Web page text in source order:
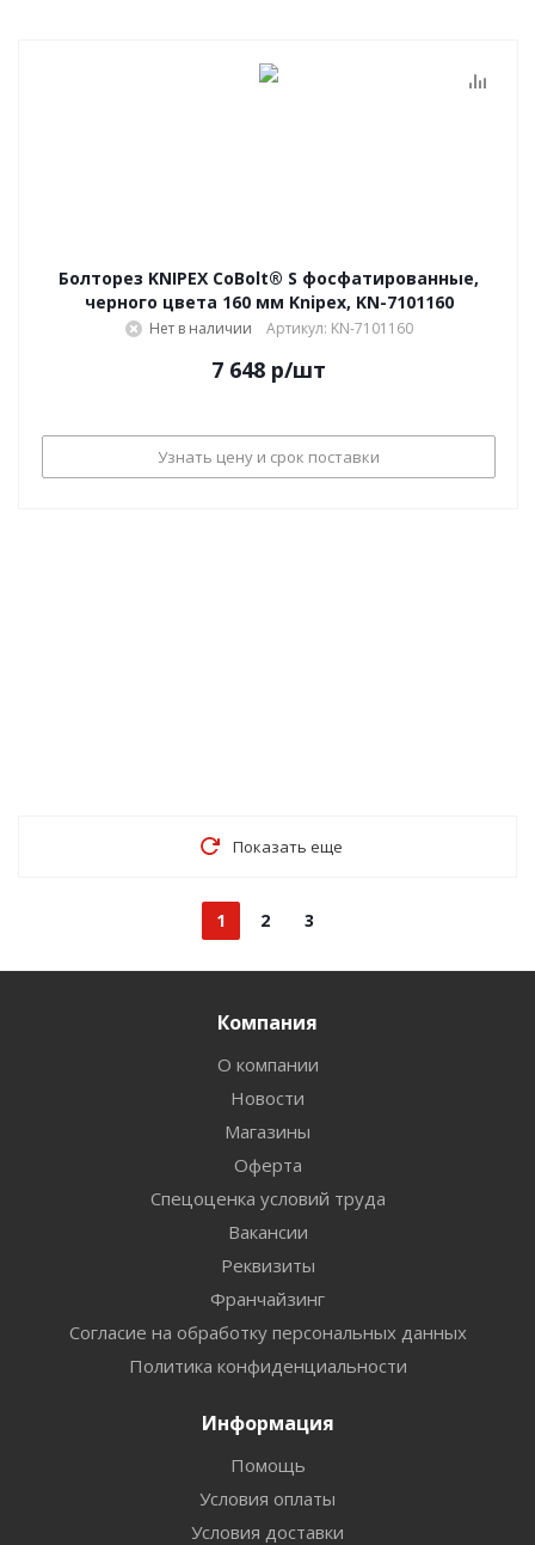
Болторез KNIPEX CoBolt® S фосфатированные,
черного цвета 160 мм Knipex, KN-7101160
Нет в наличии Артикул: KN-7101160
7 648 р/шт
Узнать цену и срок поставки
Показать еще
1 2 3
Компания
О компании
Новости
Магазины
Оферта
Спецоценка условий труда
Вакансии
Реквизиты
Франчайзинг
Согласие на обработку персональных данных
Политика конфиденциальности
Информация
Помощь
Условия оплаты
Условия доставки